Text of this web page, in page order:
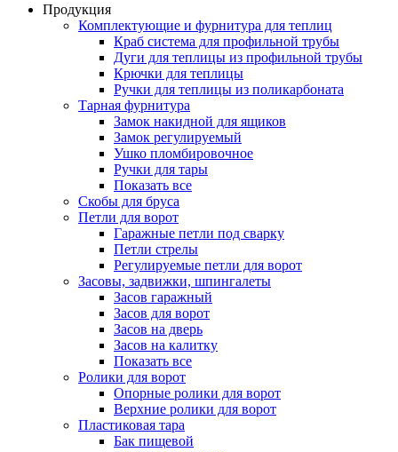
Продукция
Комплектующие и фурнитура для теплиц
Краб система для профильной трубы
Дуги для теплицы из профильной трубы
Крючки для теплицы
Ручки для теплицы из поликарбоната
Тарная фурнитура
Замок накидной для ящиков
Замок регулируемый
Ушко пломбировочное
Ручки для тары
Показать все
Скобы для бруса
Петли для ворот
Гаражные петли под сварку
Петли стрелы
Регулируемые петли для ворот
Засовы, задвижки, шпингалеты
Засов гаражный
Засов для ворот
Засов на дверь
Засов на калитку
Показать все
Ролики для ворот
Опорные ролики для ворот
Верхние ролики для ворот
Пластиковая тара
Бак пищевой